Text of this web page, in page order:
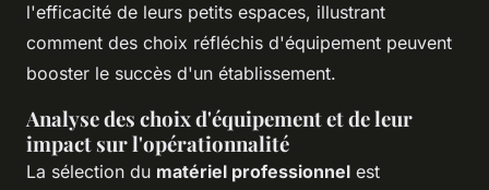
l'efficacité de leurs petits espaces, illustrant
comment des choix réfléchis d'équipement peuvent
booster le succès d'un établissement.
Analyse des choix d'équipement et de leur
impact sur l'opérationnalité
La sélection du matériel professionnel est